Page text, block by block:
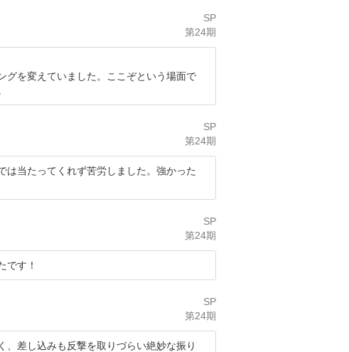
SP
第24期
グを変えていました。ここぞという場面で
SP
第24期
は当たってくれず苦労しました。強かった
SP
第24期
です！
SP
第24期
、差し込みも反撃を取りづらい絶妙な振り